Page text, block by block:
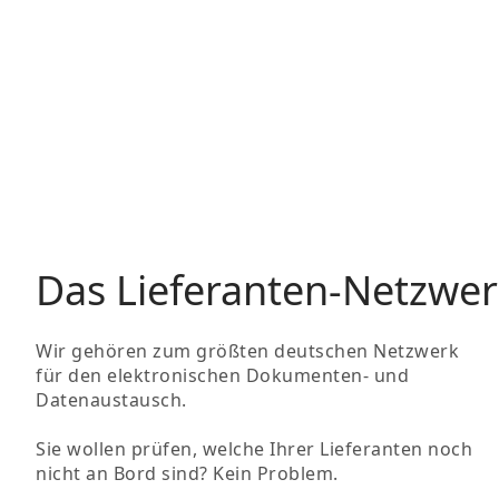
Das Lieferanten-
Wir gehören zum größten deutschen Netzwerk
für den elektronischen Dokumenten- und
Datenaustausch.
Sie wollen prüfen, welche Ihrer Lieferanten noch
nicht an Bord sind? Kein Problem.